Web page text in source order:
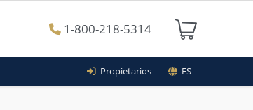
1-800-218-5314
Propietarios ES